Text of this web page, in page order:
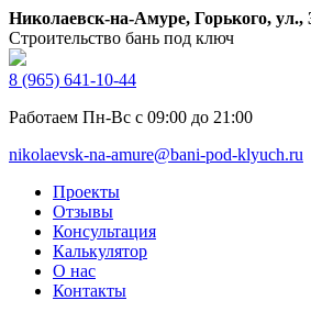
Николаевск-на-Амуре, Горького, ул.,
Строительство бань под ключ
8 (965) 641-10-44
Работаем Пн-Вс с 09:00 до 21:00
nikolaevsk-na-amure@bani-pod-klyuch.ru
Проекты
Отзывы
Консультация
Калькулятор
О нас
Контакты